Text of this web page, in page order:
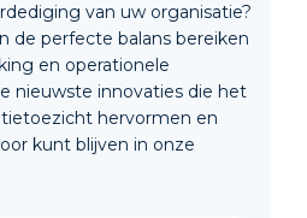
van uw organisatie?
de perfecte balans bereiken
en operationele
nieuwste innovaties die het
hervormen en
kunt blijven in onze